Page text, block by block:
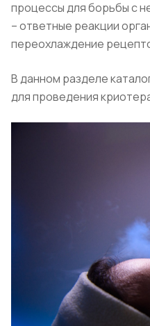
процессы для борьбы с
– ответные реакции
переохлаждение
В данном разделе
для проведения